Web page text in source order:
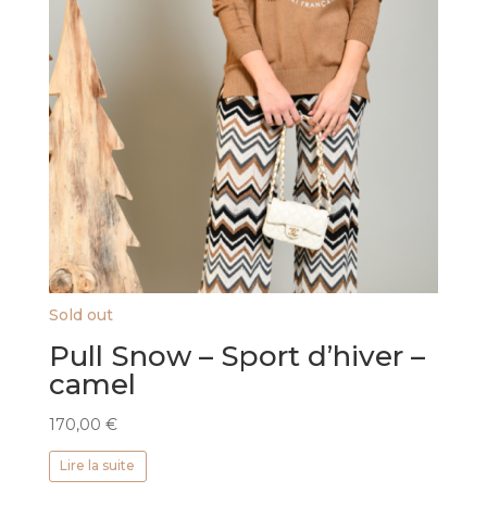
Sold out
Pull Snow – Sport d’hiver –
camel
170,00 €
Lire la suite